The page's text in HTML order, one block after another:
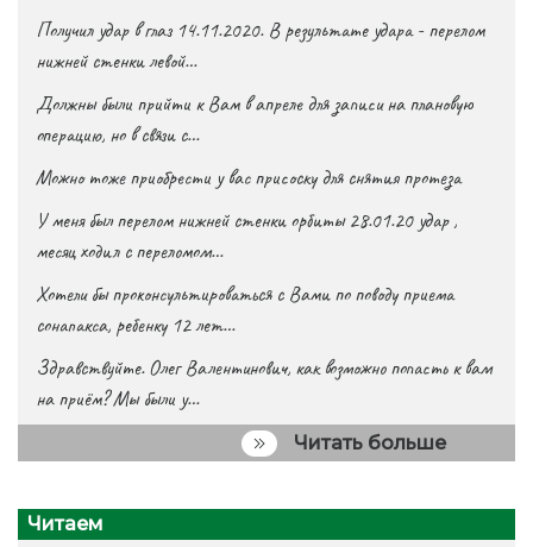
Получил удар в глаз 14.11.2020. В результате удара - перелом
нижней стенки левой…
Должны были прийти к Вам в апреле для записи на плановую
операцию, но в связи с…
Можно тоже приобрести у вас присоску для снятия протеза
У меня был перелом нижней стенки орбиты 28.01.20 удар ,
месяц ходил с переломом…
Хотели бы проконсультироваться с Вами по поводу приема
сонапакса, ребенку 12 лет…
Здравствуйте. Олег Валентинович, как возможно попасть к вам
на приём? Мы были у…
Читать больше
Читаем